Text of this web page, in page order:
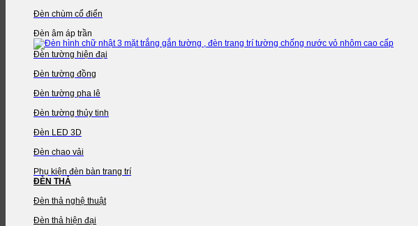
Đèn chùm cổ điển
Đèn âm áp trần
Đèn tường hiện đại
Đèn tường đồng
Đèn tường pha lê
Đèn tường thủy tinh
Đèn LED 3D
Đèn chao vải
Phụ kiện đèn bàn trang trí
ĐÈN THẢ
Đèn thả nghệ thuật
Đèn thả hiện đại